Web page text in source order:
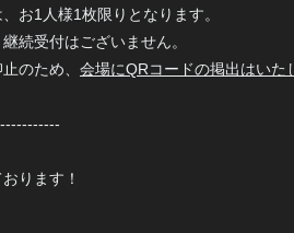
お1人様1枚限りとなります。
続受付はございません。
のため、 会場にQRコードの掲出はいた
ります！